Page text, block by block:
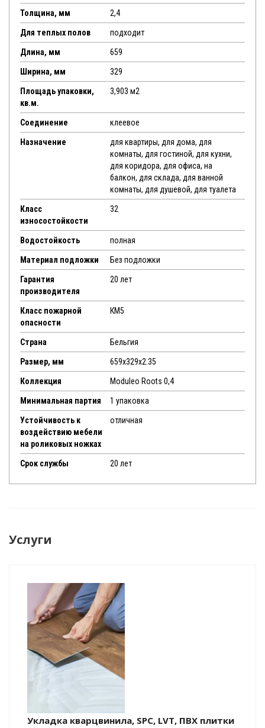
Толщина, мм 2,4
Для теплых полов подходит
Длина, мм 659
Ширина, мм 329
Площадь упаковки,
кв.м.
3,903 м2
Соединение клеевое
Назначение
для квартиры, для дома, для
комнаты, для гостиной, для кухни,
для коридора, для офиса, на
балкон, для склада, для ванной
комнаты, для душевой, для туалета
Класс
износостойкости
32
Водостойкость полная
Материал подложки Без подложки
Гарантия
производителя
20 лет
Класс пожарной
опасности
КМ5
Страна Бельгия
Размер, мм 659х329х2.35
Коллекция Moduleo Roots 0,4
Минимальная партия 1 упаковка
Устойчивость к
воздействию мебели
на роликовых ножках
отличная
Срок службы 20 лет
Услуги
Укладка кварцвинила, SPC, LVT, ПВХ плитки